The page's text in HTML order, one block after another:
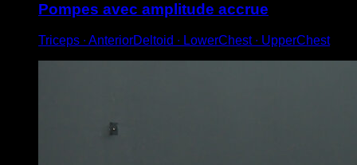
Pompes avec amplitude accrue
Triceps ∙ AnteriorDeltoid ∙ LowerChest ∙ UpperChest